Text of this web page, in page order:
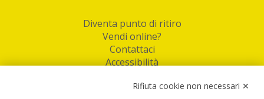
Diventa punto di ritiro
Vendi online?
Contattaci
Accessibilità
Rifiuta cookie non necessari ✕